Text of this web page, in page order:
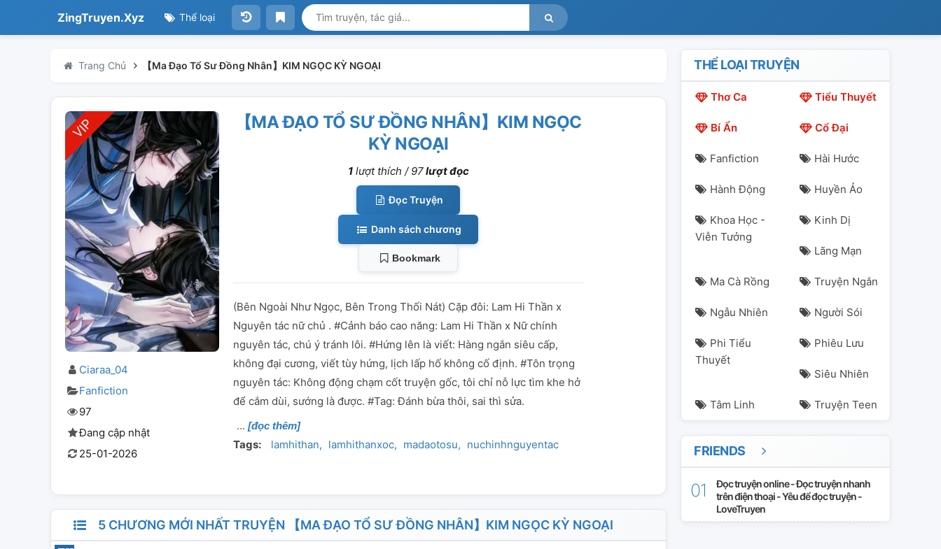
ZingTruyen.Xyz Thể loại
Trang Chủ 【Ma Đạo Tổ Sư Đồng Nhân】KIM NGỌC KỲ NGOẠI
Ciaraa_04
Fanfiction
97
Đang cập nhật
25-01-2026
【MA ĐẠO TỔ SƯ ĐỒNG NHÂN】KIM NGỌC
KỲ NGOẠI
1lượt thích / 97lượt đọc
Đọc Truyện
Danh sách chương
Bookmark
(Bên Ngoài Như Ngọc, Bên Trong Thối Nát) Cặp đôi: Lam Hi Thần x
Nguyên tác nữ chủ . #Cảnh báo cao năng: Lam Hi Thần x Nữ chính
nguyên tác, chú ý tránh lôi. #Hứng lên là viết: Hàng ngắn siêu cấp,
không đại cương, viết tùy hứng, lịch lấp hố không cố định. #Tôn trọng
nguyên tác: Không động chạm cốt truyện gốc, tôi chỉ nỗ lực tìm khe hở
để cắm dùi, sướng là được. #Tag: Đánh bừa thôi, sai thì sửa.
[đọc thêm]
Tags: lamhithan lamhithanxoc madaotosu nuchinhnguyentac
5 CHƯƠNG MỚI NHẤT TRUYỆN 【MA ĐẠO TỔ SƯ ĐỒNG NHÂN】KIM NGỌC KỲ NGOẠI
THỂ LOẠI TRUYỆN
Thơ Ca Tiểu Thuyết
Bí Ẩn Cổ Đại
Fanfiction Hài Hước
Hành Động Huyền Ảo
Khoa Học -
Viễn Tưởng
Kinh Dị
Lãng Mạn
Ma Cà Rồng Truyện Ngắn
Ngẫu Nhiên Người Sói
Phi Tiểu
Thuyết
Phiêu Lưu
Siêu Nhiên
Tâm Linh Truyện Teen
FRIENDS
Đọc truyện online - Đọc truyện nhanh
trên điện thoại - Yêu để đọc truyện -
LoveTruyen